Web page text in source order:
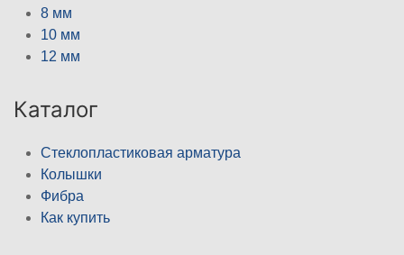
8 мм
10 мм
12 мм
Каталог
Стеклопластиковая арматура
Колышки
Фибра
Как купить